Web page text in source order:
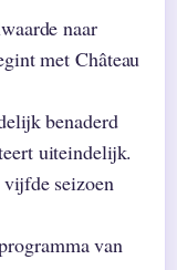
naar
met Château
benaderd
uiteindelijk.
seizoen
van